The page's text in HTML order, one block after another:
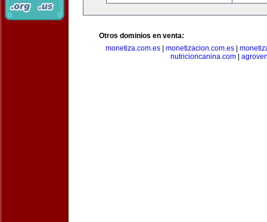
Otros dominios en venta:
monetiza.com.es| monetizacion.com.es|
nutricioncanina.com